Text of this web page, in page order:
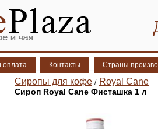
оплата Контакты Страны
Сиропы для кофе / Royal Cane
Сироп Royal Cane Фисташка 1 л